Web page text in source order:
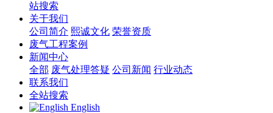
站搜索
关于我们
公司简介 熙诚文化 荣誉资质
废气工程案例
新闻中心
全部 废气处理答疑 公司新闻 行业动态
联系我们
全站搜索
English